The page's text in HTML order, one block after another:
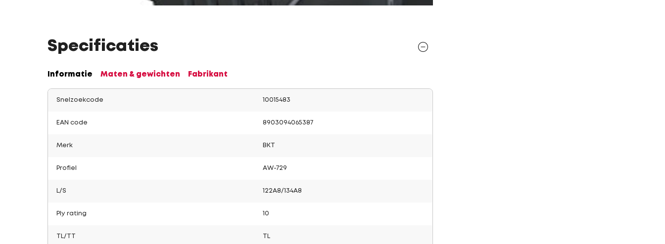
Specificaties
Informatie Maten & gewichten Fabrikant
Snelzoekcode 10015483
EAN code 8903094065387
Merk BKT
Profiel AW-729
L/S 122A8/134A8
Ply rating 10
TL/TT